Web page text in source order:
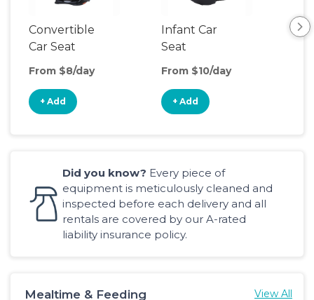
Convertible
Car Seat
From $8/day
+ Add
Infant Car
Seat
From $10/day
+ Add
Did you know? Every piece of
equipment is meticulously cleaned and
inspected before each delivery and all
rentals are covered by our A-rated
liability insurance policy.
Mealtime & Feeding View All